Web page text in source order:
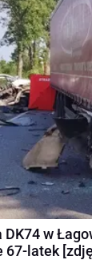
w
67-latek